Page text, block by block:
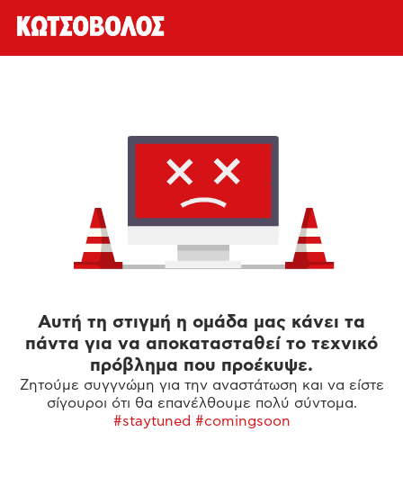
Αυτή τη στιγμή η ομάδα μας κάνει τα
πάντα για να αποκατασταθεί το τεχνικό
πρόβλημα που προέκυψε.
Ζητούμε συγγνώμη για την αναστάτωση και να είστε
σίγουροι ότι θα επανέλθουμε πολύ σύντομα.
#staytuned #comingsoon